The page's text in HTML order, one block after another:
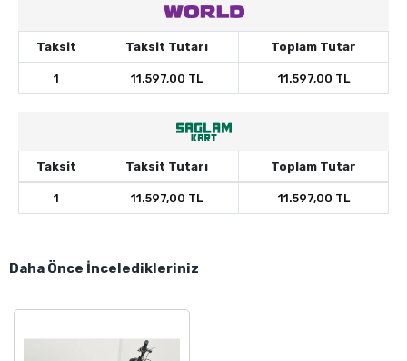
Taksit Taksit Tutarı Toplam Tutar
1 11.597,00 TL 11.597,00 TL
Taksit Taksit Tutarı Toplam Tutar
1 11.597,00 TL 11.597,00 TL
Daha Önce İnceledikleriniz